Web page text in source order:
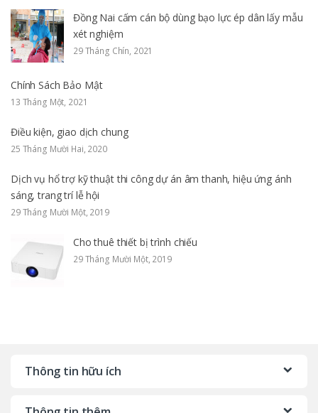
Đồng Nai cấm cán bộ dùng bạo lực ép dân lấy mẫu
xét nghiệm
29 Tháng Chín, 2021
Chính Sách Bảo Mật
13 Tháng Một, 2021
Điều kiện, giao dịch chung
25 Tháng Mười Hai, 2020
Dịch vụ hổ trợ kỹ thuật thi công dự án âm thanh, hiệu ứng ánh
sáng, trang trí lễ hội
29 Tháng Mười Một, 2019
Cho thuê thiết bị trình chiếu
29 Tháng Mười Một, 2019
Thông tin hữu ích